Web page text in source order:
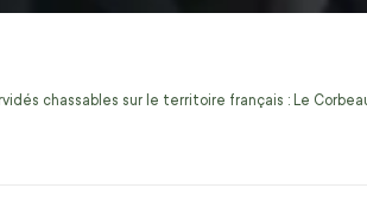
chassables sur le territoire français : Le